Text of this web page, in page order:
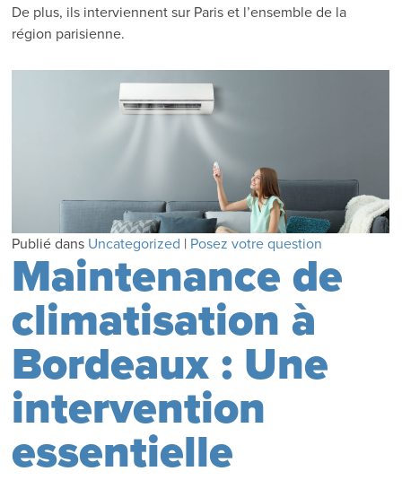
De plus, ils interviennent sur Paris et l’ensemble de la
région parisienne.
Publié dans Uncategorized | Posez votre question
Maintenance de
climatisation à
Bordeaux : Une
intervention
essentielle